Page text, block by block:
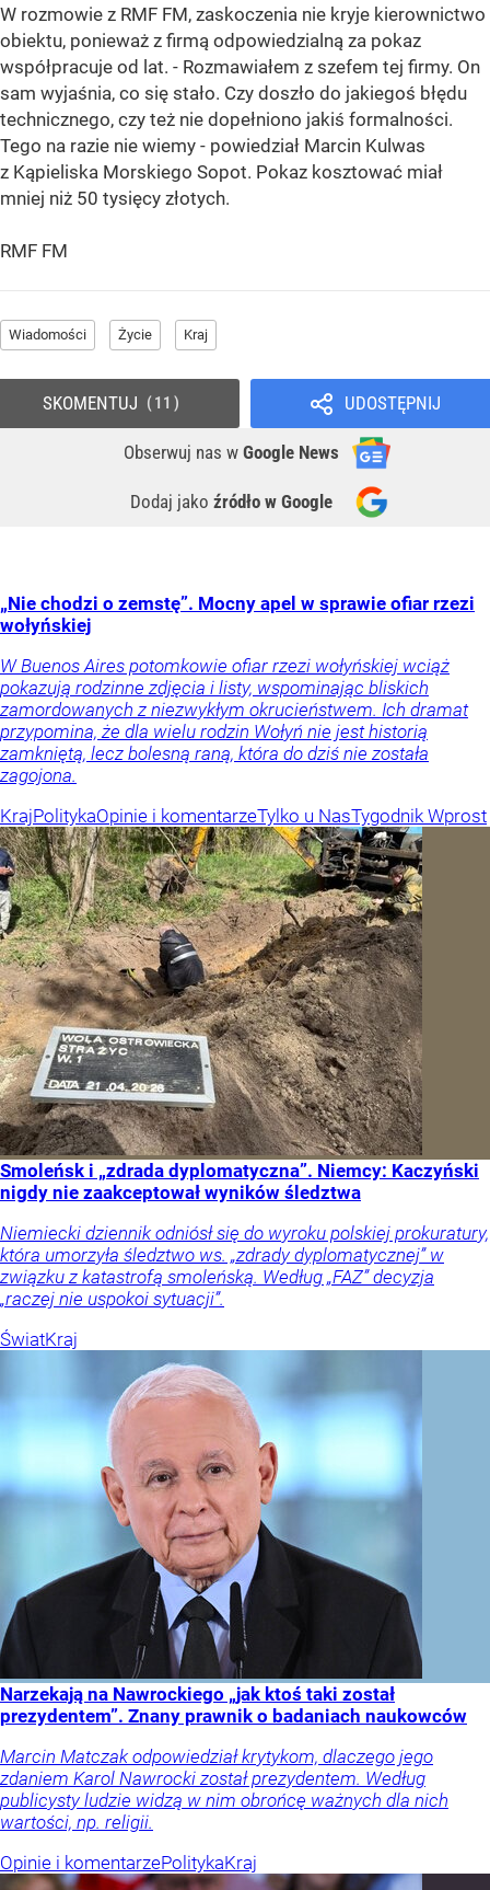
W rozmowie z RMF FM, zaskoczenia nie kryje kierownictwo
obiektu, ponieważ z firmą odpowiedzialną za pokaz
współpracuje od lat. - Rozmawiałem z szefem tej firmy. On
sam wyjaśnia, co się stało. Czy doszło do jakiegoś błędu
technicznego, czy też nie dopełniono jakiś formalności.
Tego na razie nie wiemy - powiedział Marcin Kulwas
z Kąpieliska Morskiego Sopot. Pokaz kosztować miał
mniej niż 50 tysięcy złotych.
RMF FM
Wiadomości Życie Kraj
UDOSTĘPNIJ
Obserwuj nas w Google News
Dodaj jako źródło w Google
SKOMENTUJ 11
„Nie chodzi o zemstę”. Mocny apel w sprawie ofiar rzezi
wołyńskiej
W Buenos Aires potomkowie ofiar rzezi wołyńskiej wciąż
pokazują rodzinne zdjęcia i listy, wspominając bliskich
zamordowanych z niezwykłym okrucieństwem. Ich dramat
przypomina, że dla wielu rodzin Wołyń nie jest historią
zamkniętą, lecz bolesną raną, która do dziś nie została
zagojona.
KrajPolitykaOpinie i komentarzeTylko u NasTygodnik Wprost
Smoleńsk i „zdrada dyplomatyczna”. Niemcy: Kaczyński
nigdy nie zaakceptował wyników śledztwa
Niemiecki dziennik odniósł się do wyroku polskiej prokuratury,
która umorzyła śledztwo ws. „zdrady dyplomatycznej” w
związku z katastrofą smoleńską. Według „FAZ” decyzja
„raczej nie uspokoi sytuacji”.
ŚwiatKraj
Narzekają na Nawrockiego „jak ktoś taki został
prezydentem”. Znany prawnik o badaniach naukowców
Marcin Matczak odpowiedział krytykom, dlaczego jego
zdaniem Karol Nawrocki został prezydentem. Według
publicysty ludzie widzą w nim obrońcę ważnych dla nich
wartości, np. religii.
Opinie i komentarzePolitykaKraj